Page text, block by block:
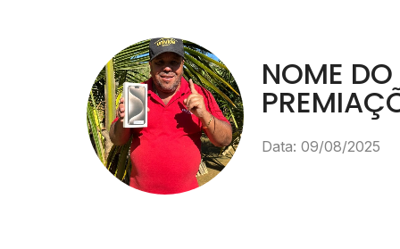
NOME
Data: 09/08/2025